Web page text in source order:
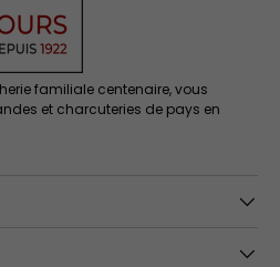
familiale centenaire, vous
et charcuteries de pays en